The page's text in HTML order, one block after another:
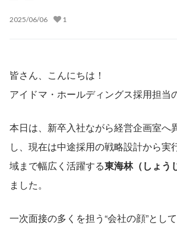
2025/06/06 1
皆さん、こんにちは！
アイドマ・ホールディングス採用担当
本日は、新卒入社ながら経営企画室へ
し、現在は中途採用の戦略設計から実
域まで幅広く活躍する東海林（しょう
ました。
一次面接の多くを担う“会社の顔”とし